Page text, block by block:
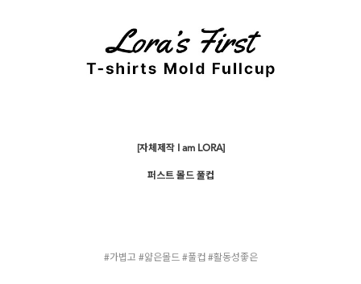
[자체제작 I am LORA]
퍼스트 몰드 풀컵
#가볍고 #얇은몰드 #풀컵 #활동성좋은